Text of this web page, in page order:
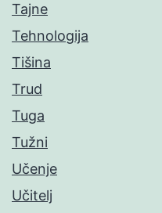
Tajne
Tehnologija
Tišina
Trud
Tuga
Tužni
Učenje
Učitelj